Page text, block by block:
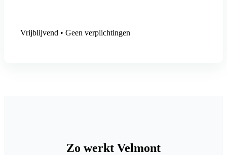
Vrijblijvend • Geen verplichtingen
Zo werkt Velmont